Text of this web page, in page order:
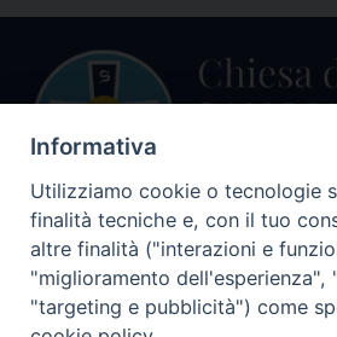
Centralino Curia
0541 913711
Indirizzo
Informativa
Utilizziamo cookie o tecnologie
finalità tecniche e, con il tuo
altre finalità ("interazioni e
"miglioramento dell'esperienza",
"targeting e pubblicità") come